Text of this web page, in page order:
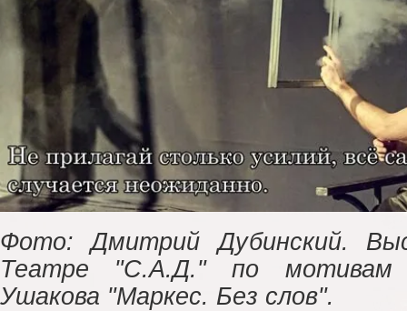
Фото: Дмитрий Дубинский.
Театре "С.А.Д." по мотивам
Ушакова "Маркес. Без слов".